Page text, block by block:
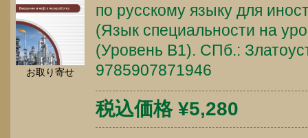
お取り寄せ
по русскому языку для
(Язык специальности на
(Уровень B1). СПб.:
9785907871946
税込価格 ¥5,280